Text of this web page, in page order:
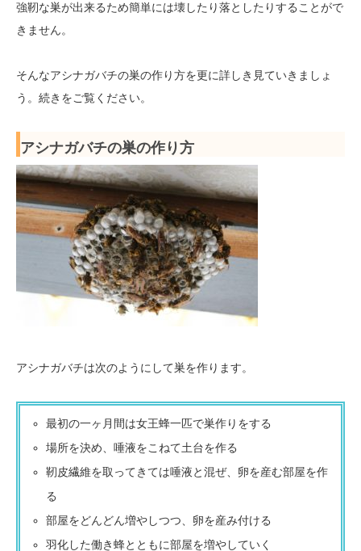
強靭な巣が出来るため簡単には壊したり落としたりすることがで
きません。
そんなアシナガバチの巣の作り方を更に詳しき見ていきましょ
う。続きをご覧ください。
アシナガバチの巣の作り方
アシナガバチは次のようにして巣を作ります。
最初の一ヶ月間は女王蜂一匹で巣作りをする
場所を決め、唾液をこねて土台を作る
靭皮繊維を取ってきては唾液と混ぜ、卵を産む部屋を作
る
部屋をどんどん増やしつつ、卵を産み付ける
羽化した働き蜂とともに部屋を増やしていく